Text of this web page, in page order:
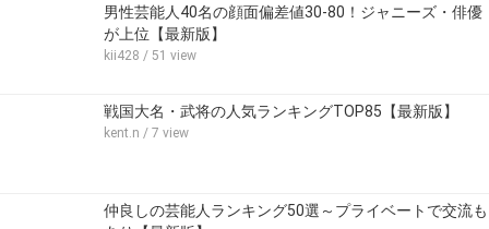
男性芸能人40名の顔面偏差値30-80！ジャニーズ・俳優
が上位【最新版】
kii428 / 51 view
戦国大名・武将の人気ランキングTOP85【最新版】
kent.n / 7 view
仲良しの芸能人ランキング50選～プライベートで交流も